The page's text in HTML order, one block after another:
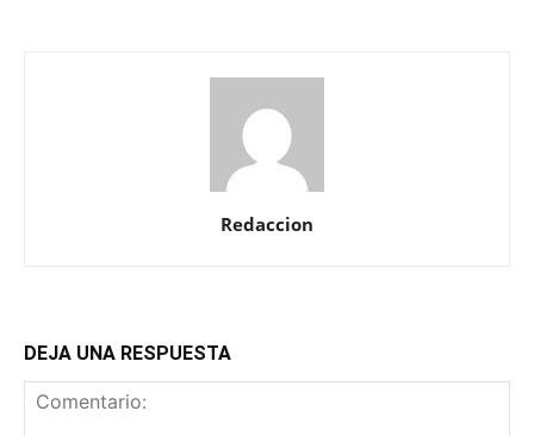
Redaccion
DEJA UNA RESPUESTA